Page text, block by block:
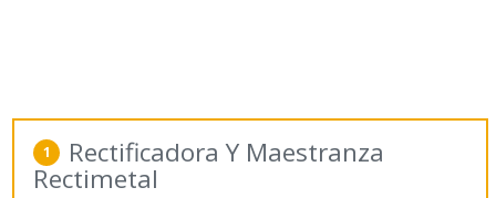
1 Rectificadora Y Maestranza
Rectimetal